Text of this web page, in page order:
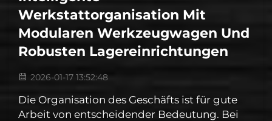
Werkstattorganisation Mit
Modularen Werkzeugwagen Und
Robusten Lagereinrichtungen
2026-01-17 13:52:48
Die Organisation des Geschäfts ist für gute
Arbeit von entscheidender Bedeutung. Bei